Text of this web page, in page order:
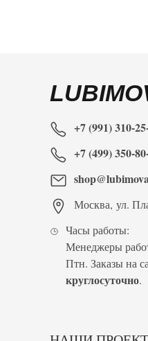
+7 (991) 310-
+7 (499) 350-
Москва, ул.
Часы работы:
Менеджеры
Птн. Заказы на
круглосуточно.